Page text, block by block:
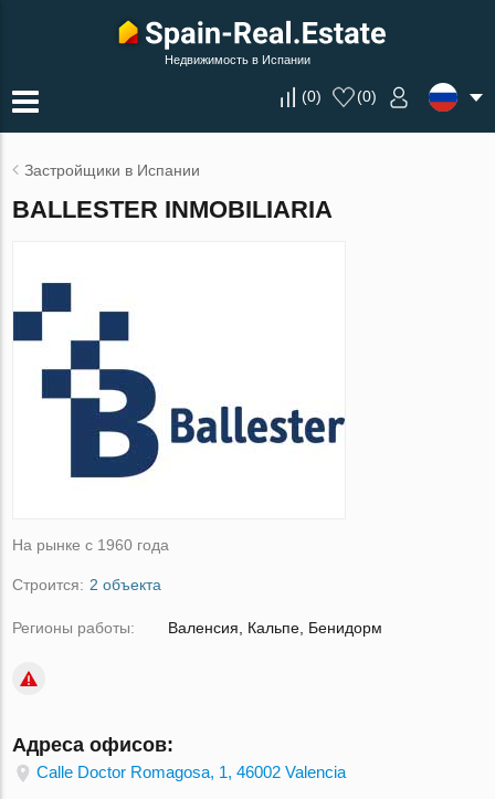
Недвижимость в Испании
(0) (0)
Застройщики в Испании
BALLESTER INMOBILIARIA
На рынке с 1960 года
Строится: 2 объекта
Регионы работы: Валенсия, Кальпе, Бенидорм
Адреса офисов:
Calle Doctor Romagosa, 1, 46002 Valencia